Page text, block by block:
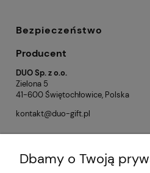
Bezpieczeństwo
Producent
DUO Sp. z o.o.
Zielona 5
41-600 Świętochłowice, Polska
kontakt@duo-gift.pl
Opinie o produkcie (0)
Dbamy o Twoją